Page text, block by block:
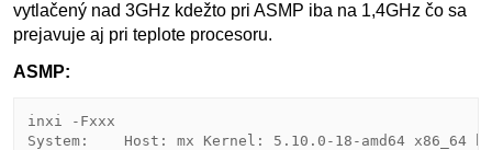
vytlačený nad 3GHz kdežto pri ASMP iba na 1,4GHz čo sa
prejavuje aj pri teplote procesoru.
ASMP:
inxi -Fxxx
System:    Host: mx Kernel: 5.10.0-18-amd64